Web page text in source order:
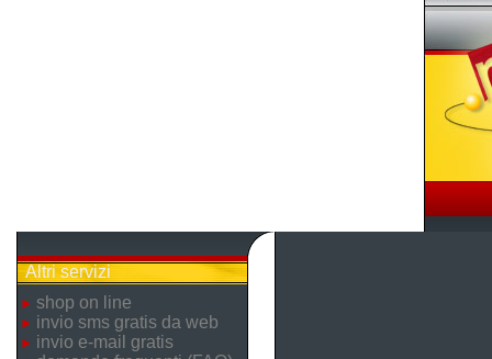
Altri servizi
shop on line
invio sms gratis da web
invio e-mail gratis